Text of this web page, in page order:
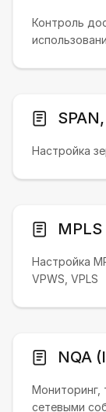
Контроль
Настройка
MPLS
Настройка
VPWS, VPLS
NQA
Мониторинг,
сетевыми